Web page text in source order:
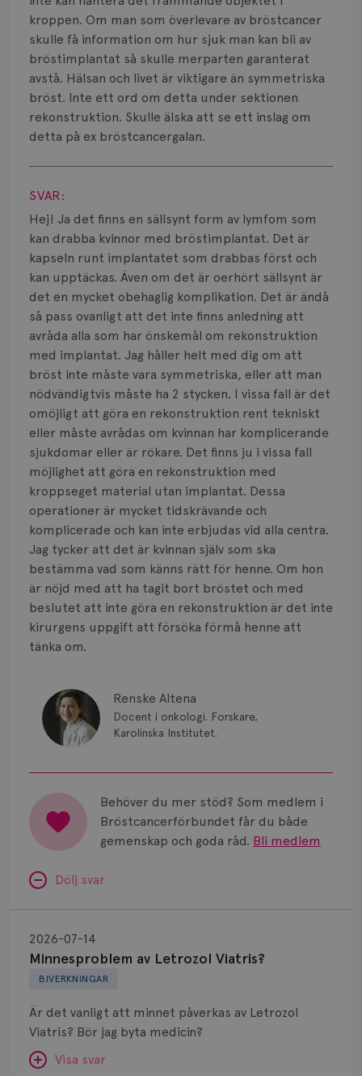
kroppen. Om man som överlevare av bröstcancer
skulle få information om hur sjuk man kan bli av
bröstimplantat så skulle merparten garanterat
avstå. Hälsan och livet är viktigare än symmetriska
bröst. Inte ett ord om detta under sektionen
rekonstruktion. Skulle älska att se ett inslag om
detta på ex bröstcancergalan.
Visa svar
SVAR:
Hej! Ja det finns en sällsynt form av lymfom som
kan drabba kvinnor med bröstimplantat. Det är
kapseln runt implantatet som drabbas först och
kan upptäckas. Även om det är oerhört sällsynt är
det en mycket obehaglig komplikation. Det är ändå
så pass ovanligt att det inte finns anledning att
avråda alla som har önskemål om rekonstruktion
med implantat. Jag håller helt med dig om att
bröst inte måste vara symmetriska, eller att man
nödvändigtvis måste ha 2 stycken. I vissa fall är det
omöjligt att göra en rekonstruktion rent tekniskt
eller måste avrådas om kvinnan har komplicerande
sjukdomar eller är rökare. Det finns ju i vissa fall
möjlighet att göra en rekonstruktion med
kroppseget material utan implantat. Dessa
operationer är mycket tidskrävande och
komplicerade och kan inte erbjudas vid alla centra.
Jag tycker att det är kvinnan själv som ska
bestämma vad som känns rätt för henne. Om hon
är nöjd med att ha tagit bort bröstet och med
beslutet att inte göra en rekonstruktion är det inte
kirurgens uppgift att försöka förmå henne att
tänka om.
Renske Altena
Docent i onkologi. Forskare,
Karolinska Institutet.
Behöver du mer stöd? Som medlem i
Bröstcancerförbundet får du både
gemenskap och goda råd. Bli medlem
Dölj svar
BIVERKNINGAR
Minnesproblem av Letrozol Viatris?
2026-07-14
Är det vanligt att minnet påverkas av Letrozol
Viatris? Bör jag byta medicin?
Visa svar
Letrozol
Viatris?
Prognos
Risker
Spridd bröstcancer
Strålning
Vätska